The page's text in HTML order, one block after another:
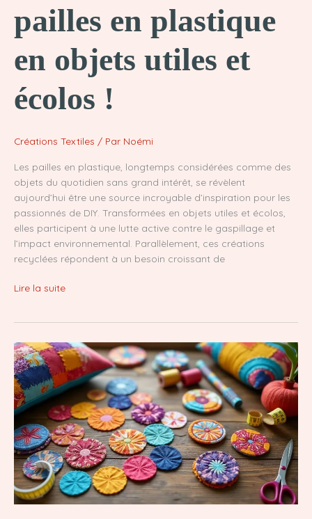
pailles en plastique
en objets utiles et
écolos !
Créations Textiles / Par Noémi
Les pailles en plastique, longtemps considérées comme des
objets du quotidien sans grand intérêt, se révèlent
aujourd’hui être une source incroyable d’inspiration pour les
passionnés de DIY. Transformées en objets utiles et écolos,
elles participent à une lutte active contre le gaspillage et
l’impact environnemental. Parallèlement, ces créations
recyclées répondent à un besoin croissant de
Transforme
plastique
en
objets
utiles
et
écolos
!
Lire la suite